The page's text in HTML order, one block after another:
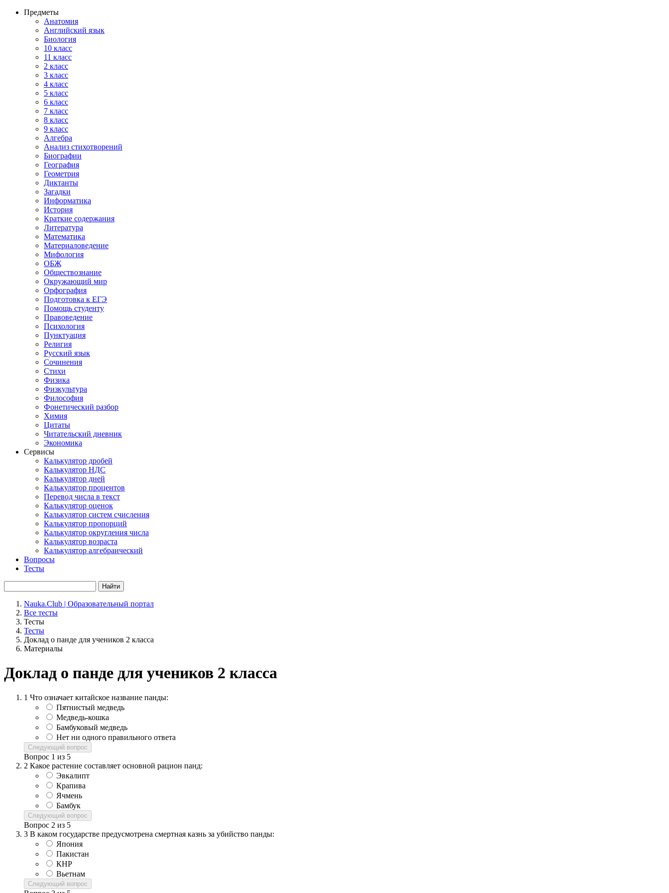
Предметы
Анатомия
Английский язык
Биология
10 класс
11 класс
2 класс
3 класс
4 класс
5 класс
6 класс
7 класс
8 класс
9 класс
Алгебра
Анализ стихотворений
Биографии
География
Геометрия
Диктанты
Загадки
Информатика
История
Краткие содержания
Литература
Математика
Материаловедение
Мифология
ОБЖ
Обществознание
Окружающий мир
Орфография
Подготовка к ЕГЭ
Помощь студенту
Правоведение
Психология
Пунктуация
Религия
Русский язык
Сочинения
Стихи
Физика
Физкультура
Философия
Фонетический разбор
Химия
Цитаты
Читательский дневник
Экономика
Сервисы
Калькулятор дробей
Калькулятор НДС
Калькулятор дней
Калькулятор процентов
Перевод числа в текст
Калькулятор оценок
Калькулятор систем счисления
Калькулятор пропорций
Калькулятор округления числа
Калькулятор возраста
Калькулятор алгебраический
Вопросы
Тесты
Найти
Nauka.Club | Образовательный портал
Все тесты
Тесты
Тесты
Доклад о панде для учеников 2 класса
Материалы
Доклад о панде для учеников 2 класса
1 Что означает китайское название панды:
Пятнистый медведь
Медведь-кошка
Бамбуковый медведь
Нет ни одного правильного ответа
Следующий вопрос
Вопрос 1 из 5
2 Какое растение составляет основной рацион панд:
Эвкалипт
Крапива
Ячмень
Бамбук
Следующий вопрос
Вопрос 2 из 5
3 В каком государстве предусмотрена смертная казнь за убийство панды:
Япония
Пакистан
КНР
Вьетнам
Следующий вопрос